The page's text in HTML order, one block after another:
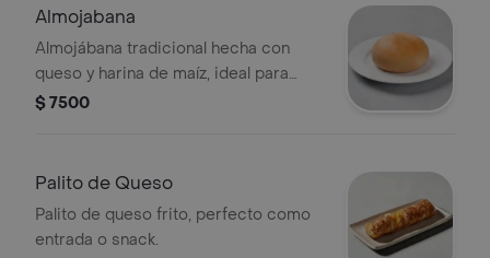
Almojabana
Almojábana tradicional hecha con
queso y harina de maíz, ideal para
acompañar con café.
$ 7500
Palito de Queso
Palito de queso frito, perfecto como
entrada o snack.